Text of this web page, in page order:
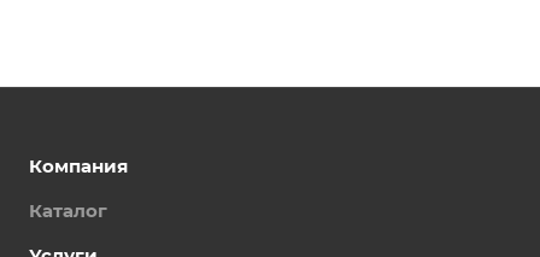
Компания
Каталог